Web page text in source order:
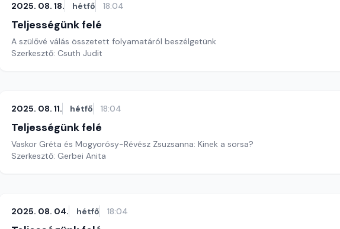
2025. 08. 18. hétfő 18:04
Teljességünk felé
A szülővé válás összetett folyamatáról beszélgetünk
Szerkesztő: Csuth Judit
2025. 08. 11. hétfő 18:04
Teljességünk felé
Vaskor Gréta és Mogyorósy-Révész Zsuzsanna: Kinek a sorsa?
Szerkesztő: Gerbei Anita
2025. 08. 04. hétfő 18:04